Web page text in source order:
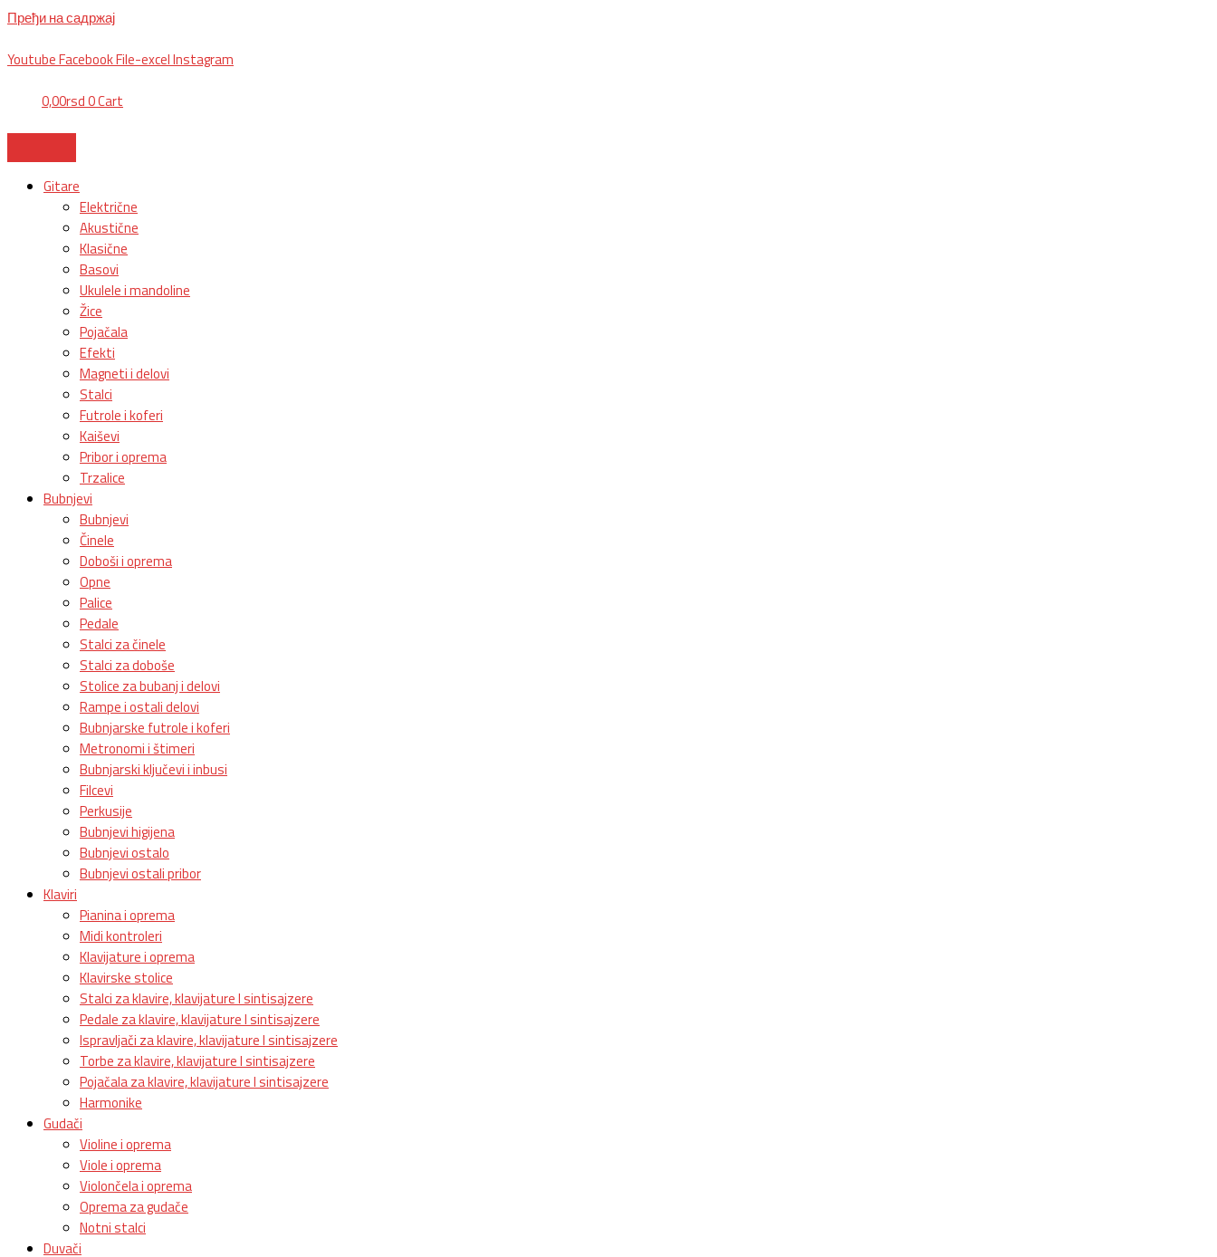
Пређи на садржај
YoutubeFacebookFile-excelInstagram
0,00rsd0Cart
Gitare
Električne
Akustične
Klasične
Basovi
Ukulele i mandoline
Žice
Pojačala
Efekti
Magneti i delovi
Stalci
Futrole i koferi
Kaiševi
Pribor i oprema
Trzalice
Bubnjevi
Bubnjevi
Činele
Doboši i oprema
Opne
Palice
Pedale
Stalci za činele
Stalci za doboše
Stolice za bubanj i delovi
Rampe i ostali delovi
Bubnjarske futrole i koferi
Metronomi i štimeri
Bubnjarski ključevi i inbusi
Filcevi
Perkusije
Bubnjevi higijena
Bubnjevi ostalo
Bubnjevi ostali pribor
Klaviri
Pianina i oprema
Midi kontroleri
Klavijature i oprema
Klavirske stolice
Stalci za klavire, klavijature I sintisajzere
Pedale za klavire, klavijature I sintisajzere
Ispravljači za klavire, klavijature I sintisajzere
Torbe za klavire, klavijature I sintisajzere
Pojačala za klavire, klavijature I sintisajzere
Harmonike
Gudači
Violine i oprema
Viole i oprema
Violončela i oprema
Oprema za gudače
Notni stalci
Duvači